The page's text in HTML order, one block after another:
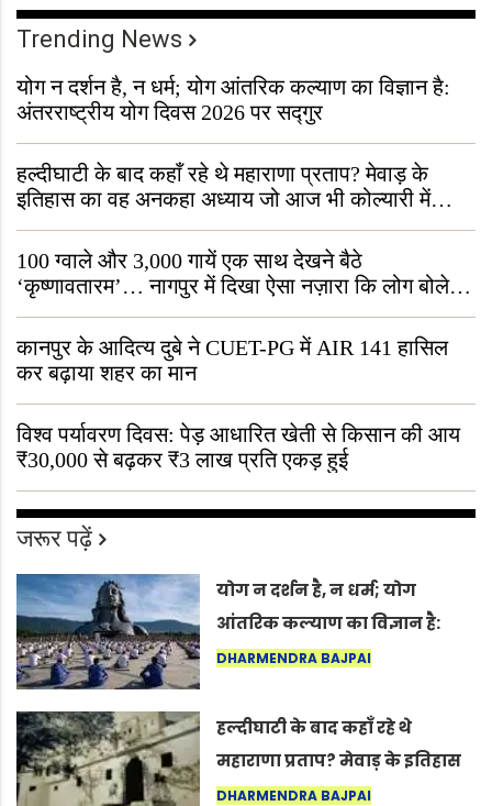
Trending News
योग न दर्शन है, न धर्म; योग आंतरिक कल्याण का विज्ञान है:
अंतरराष्ट्रीय योग दिवस 2026 पर सद्गुर
हल्दीघाटी के बाद कहाँ रहे थे महाराणा प्रताप? मेवाड़ के
इतिहास का वह अनकहा अध्याय जो आज भी कोल्यारी में
जीवित है
100 ग्वाले और 3,000 गायें एक साथ देखने बैठे
‘कृष्णावतारम’… नागपुर में दिखा ऐसा नज़ारा कि लोग बोले,
“ऐसा तो सिर्फ़ कृष्ण ही कर सकते हैं”
कानपुर के आदित्य दुबे ने CUET-PG में AIR 141 हासिल
कर बढ़ाया शहर का मान
विश्व पर्यावरण दिवस: पेड़ आधारित खेती से किसान की आय
₹30,000 से बढ़कर ₹3 लाख प्रति एकड़ हुई
जरूर पढ़ें
योग न दर्शन है, न धर्म; योग
आंतरिक कल्याण का विज्ञान है:
अंतरराष्ट्रीय योग दिवस 2026 पर
DHARMENDRA BAJPAI
हल्दीघाटी के बाद कहाँ रहे थे
महाराणा प्रताप? मेवाड़ के इतिहास
का वह अनकहा अध्याय जो आज भी
DHARMENDRA BAJPAI